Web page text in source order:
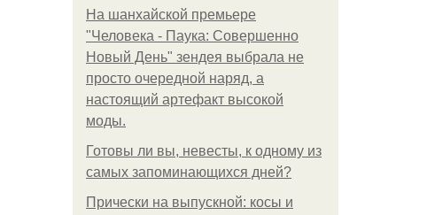
На шанхайской премьере
"Человека - Паука: Совершенно
Новый День" зендея выбрала не
просто очередной наряд, а
настоящий артефакт высокой
моды.
Готовы ли вы, невесты, к одному из
самых запоминающихся дней?
Прически на выпускной: косы и